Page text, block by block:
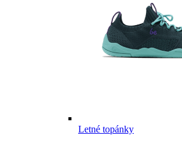
Letné topánky